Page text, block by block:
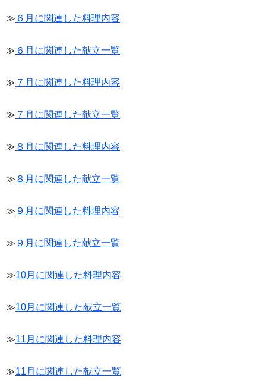
≫ ６月に関連した料理内容
≫ ６月に関連した献立一覧
≫ ７月に関連した料理内容
≫ ７月に関連した献立一覧
≫ ８月に関連した料理内容
≫ ８月に関連した献立一覧
≫ ９月に関連した料理内容
≫ ９月に関連した献立一覧
≫10月に関連した料理内容
≫10月に関連した献立一覧
≫11月に関連した料理内容
≫11月に関連した献立一覧